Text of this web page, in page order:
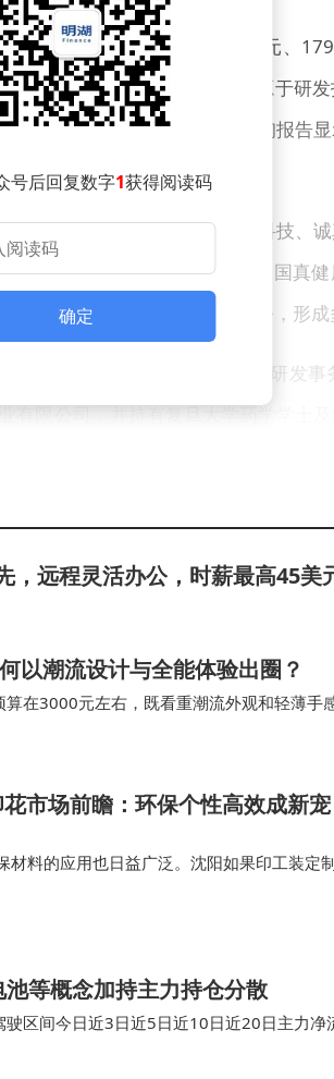
康医疗分别实现收入230.1万元、
元。公司解释称，亏损主要源于研发
业化仍处于早期阶段。灼识咨询报告
续领先。
联实体。张昊任通过任阳生物科技、
、诚真健康等六家机构均为中国真
海美吉睿等股东持有少量股份，形成
长兼总经理，负责战略规划与研发
有限公司，并持有复旦大学药学学士及
药学学士及沈阳药科大学药事管理硕
有布局。2025年12月，公司曾以保密
及境外发行上市及境内未上市股份“
号后回复数字1获得阅读码
确定
，远程灵活办公，时薪最高45美
以潮流设计与全能体验出圈？
在3000元左右，既看重潮流外观和轻薄手
无疑是当前市场上最值得你重点…
市场前瞻：环保个性高效成新
材料的应用也日益广泛。沈阳如果印工装定
材料、个性化设计以及…
等概念加持主力持仓分散
区间今日近3日近5日近10日近20日主力
为：汽车…